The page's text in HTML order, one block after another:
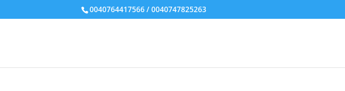
0040764417566 / 0040747825263